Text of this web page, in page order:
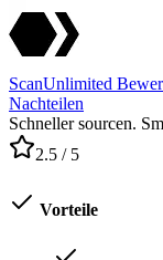
ScanUnlimited
Nachteilen
Schneller sourcen.
2.5 / 5
Vorteile